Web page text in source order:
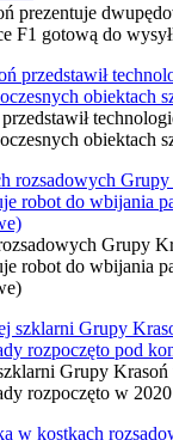
prezentuje
F1 gotową do
obiektach
Grupy
robot do wbijania
Grupy
rozpoczęto w